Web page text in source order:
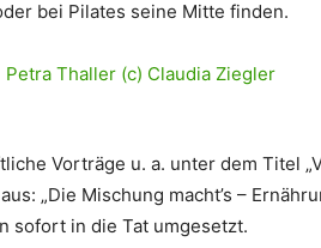
bei Pilates seine Mitte finden.
Vorträge u. a. unter dem Titel
„Die Mischung macht’s –
sofort in die Tat umgesetzt.